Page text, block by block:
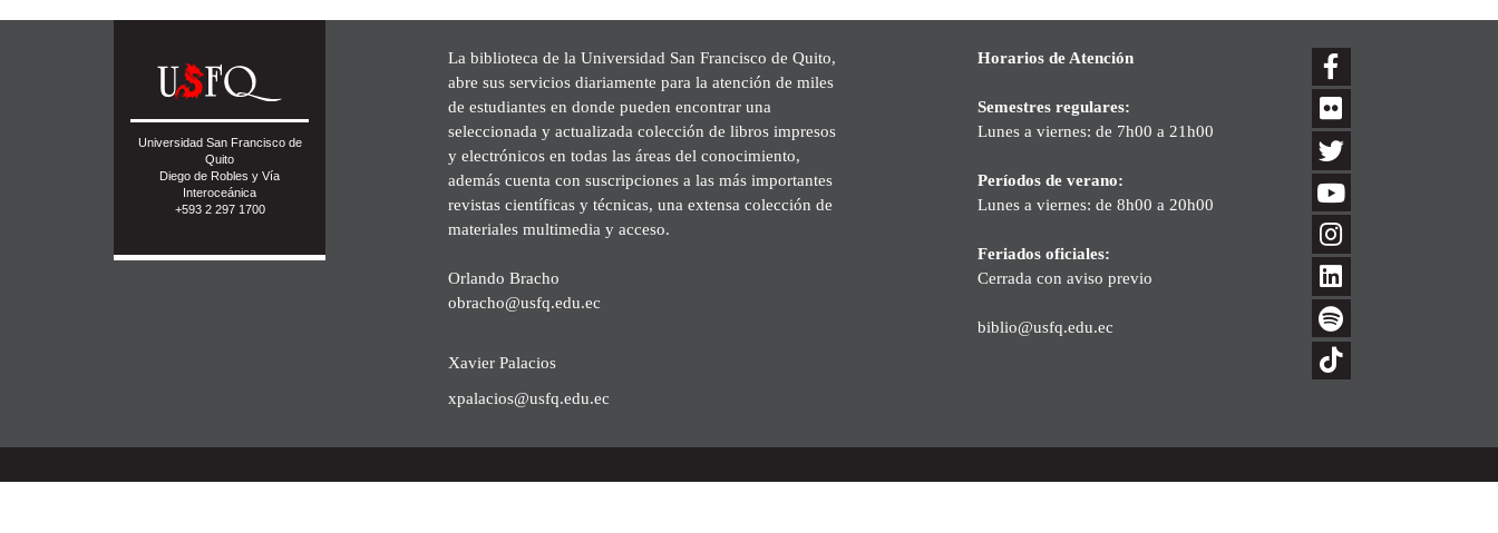
Universidad San Francisco de
Quito
Diego de Robles y Vía
Interoceánica
+593 2 297 1700
La biblioteca de la Universidad San Francisco de Quito,
abre sus servicios diariamente para la atención de miles
de estudiantes en donde pueden encontrar una
seleccionada y actualizada colección de libros impresos
y electrónicos en todas las áreas del conocimiento,
además cuenta con suscripciones a las más importantes
revistas científicas y técnicas, una extensa colección de
materiales multimedia y acceso.
Orlando Bracho
obracho@usfq.edu.ec
Xavier Palacios
xpalacios@usfq.edu.ec
Horarios de Atención
Semestres regulares:
Lunes a viernes: de 7h00 a 21h00
Períodos de verano:
Lunes a viernes: de 8h00 a 20h00
Feriados oficiales:
Cerrada con aviso previo
biblio@usfq.edu.ec